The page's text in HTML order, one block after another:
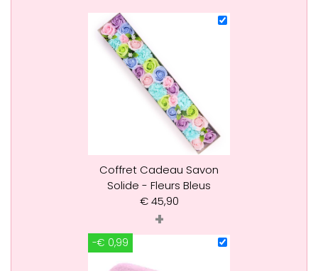
Coffret Cadeau Savon
Solide - Fleurs Bleus
€45,90
+
-€ 0,99